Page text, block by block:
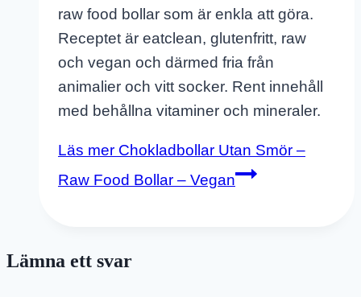
raw food bollar som är enkla att göra.
Receptet är eatclean, glutenfritt, raw
och vegan och därmed fria från
animalier och vitt socker. Rent innehåll
med behållna vitaminer och mineraler.
Läs mer Chokladbollar Utan Smör –
Raw Food Bollar – Vegan
Lämna ett svar